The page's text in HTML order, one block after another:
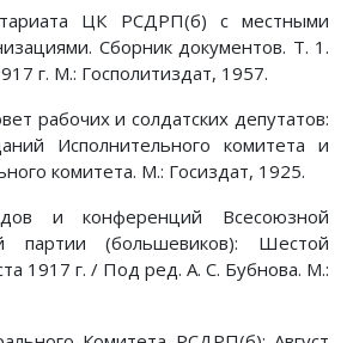
ЦК РСДРП(б) с местными
Сборник документов. Т. 1.
г. М.: Госполитиздат, 1957.
рабочих и солдатских депутатов:
Исполнительного комитета и
комитета. М.: Госиздат, 1925.
и конференций Всесоюзной
партии (большевиков): Шестой
1917 г. / Под ред. А. С. Бубнова. М.: